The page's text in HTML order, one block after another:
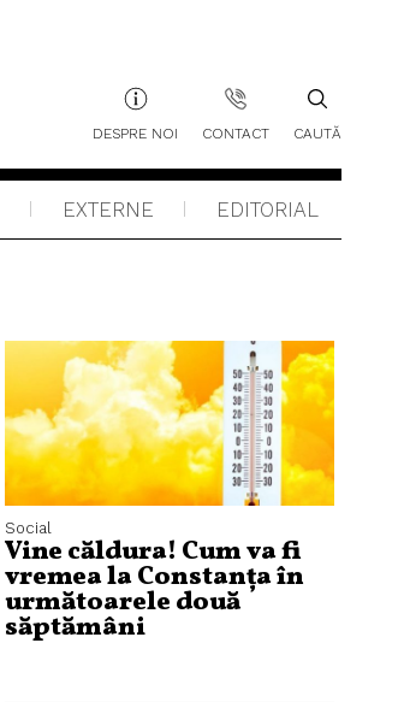
DESPRE NOI CONTACT CAUTĂ
EXTERNE EDITORIAL
Social
Vine căldura! Cum va fi
vremea la Constanța în
următoarele două
săptămâni